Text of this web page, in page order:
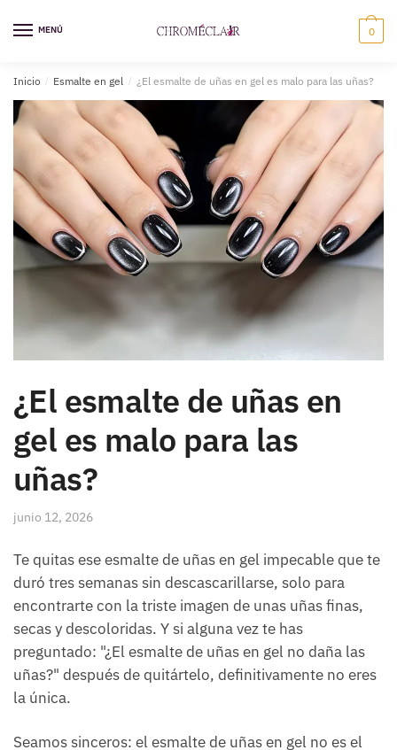
navegación
MENÚ 0
Inicio / Esmalte en gel / ¿El esmalte de uñas en gel es malo para las uñas?
¿El esmalte de uñas en
gel es malo para las
uñas?
junio 12, 2026
Te quitas ese esmalte de uñas en gel impecable que te
duró tres semanas sin descascarillarse, solo para
encontrarte con la triste imagen de unas uñas finas,
secas y descoloridas. Y si alguna vez te has
preguntado: "¿El esmalte de uñas en gel no daña las
uñas?" después de quitártelo, definitivamente no eres
la única.
Seamos sinceros: el esmalte de uñas en gel no es el